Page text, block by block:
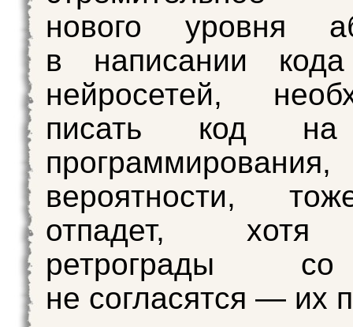
нового уровня
в написании
нейросетей,
писать код на
вероятности,
отпадет, хотя
ретрограды
не согласятся — их